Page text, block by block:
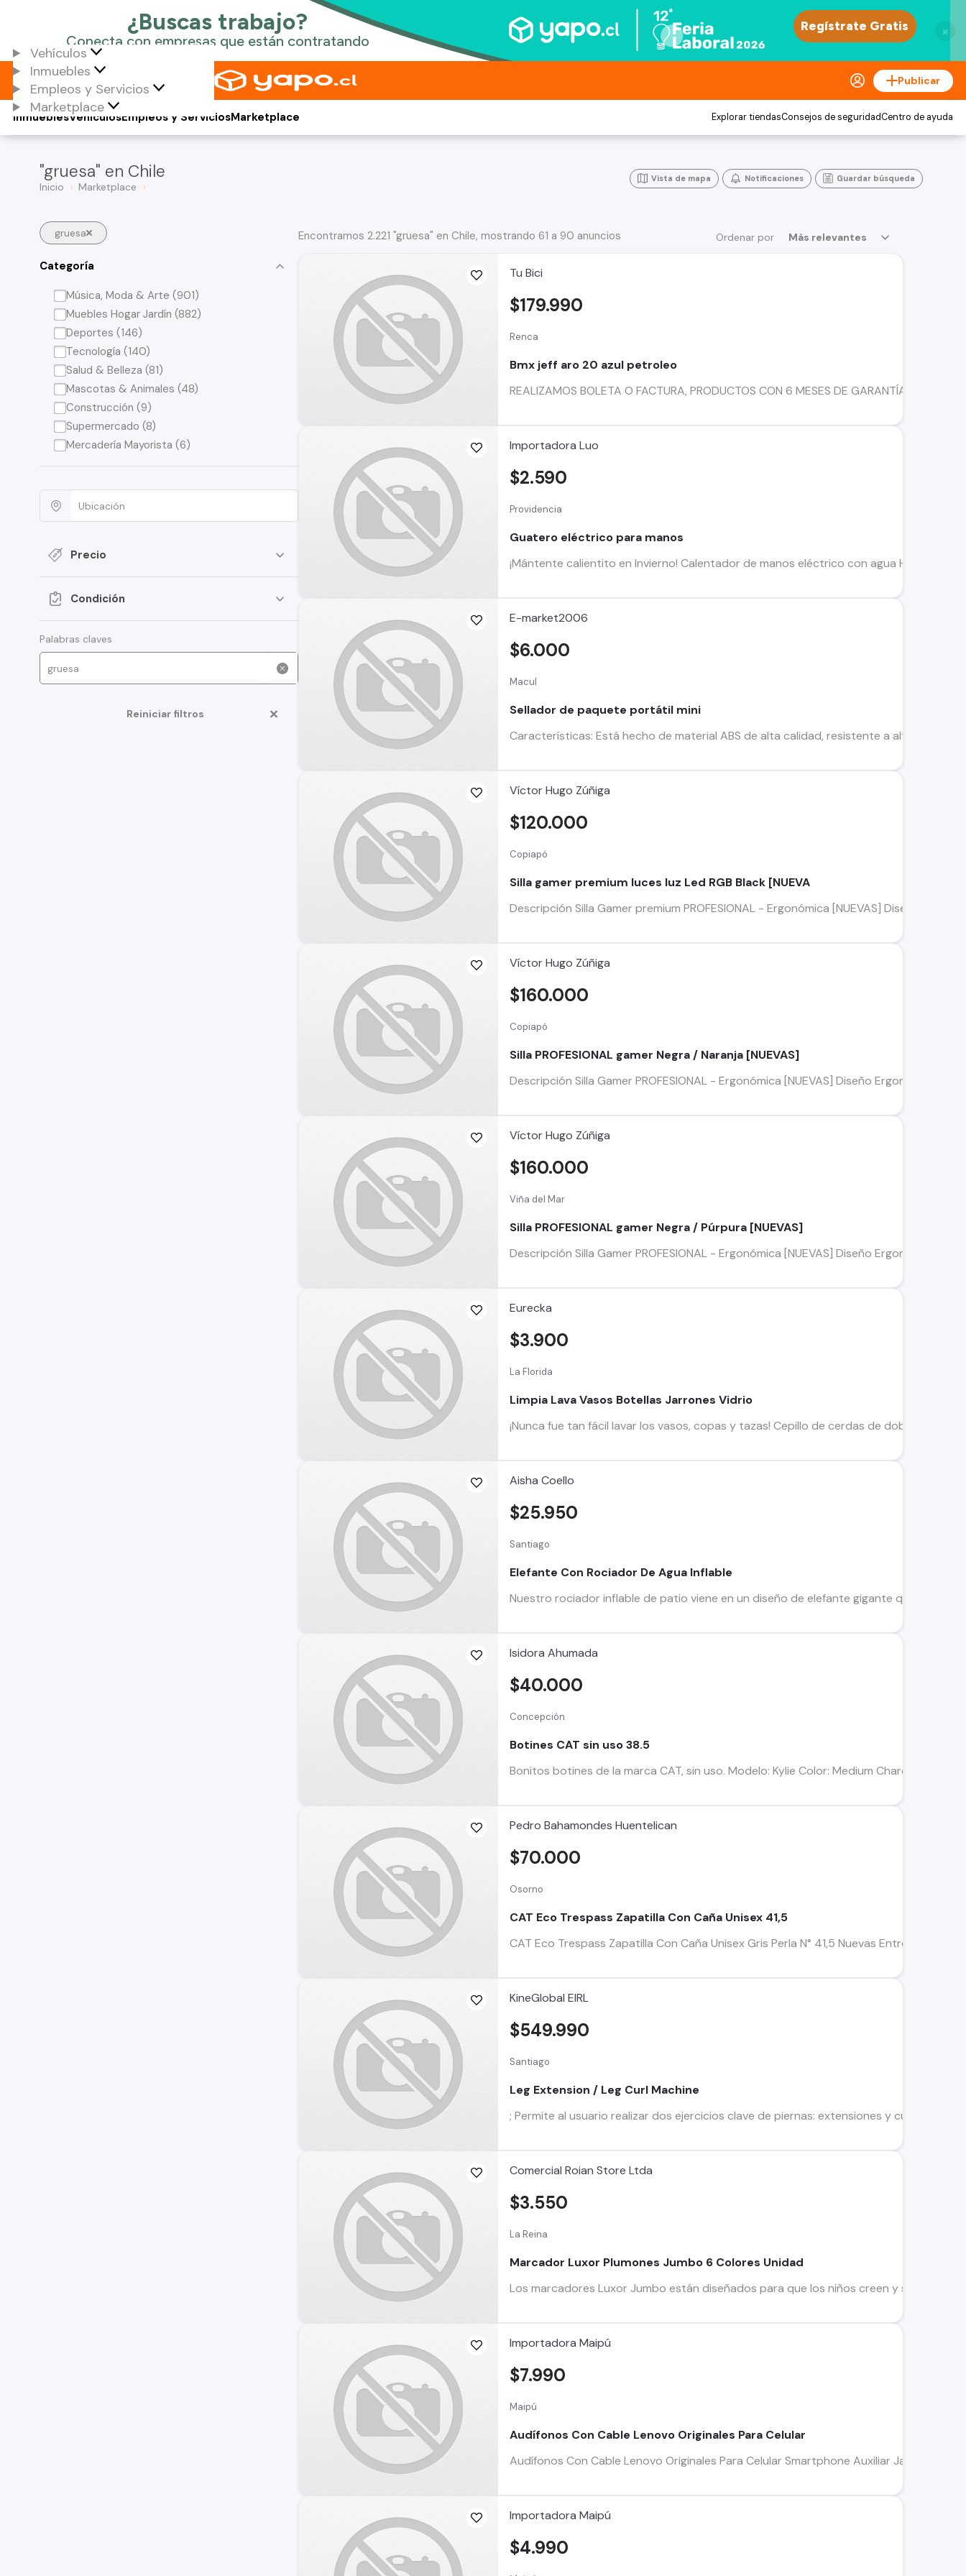
×
Vehículos
Inmuebles
Empleos y Servicios
Marketplace
Publicar
Vehículos
Inmuebles Empleos y ServiciosMarketplace Explorar tiendasConsejos de seguridadCentro de ayuda
"gruesa" en Chile
Inicio Marketplace
Vista de mapa Notificaciones Guardar búsqueda
gruesa
Categoría
Música, Moda & Arte (901)
Muebles Hogar Jardín (882)
Deportes (146)
Tecnología (140)
Salud & Belleza (81)
Mascotas & Animales (48)
Construcción (9)
Supermercado (8)
Mercadería Mayorista (6)
Precio
Condición
Palabras claves
Reiniciar filtros
Ordenar por Más relevantes
Encontramos 2.221 "gruesa" en Chile, mostrando 61 a 90 anuncios
Tu Bici
Renca
Bmx jeff aro 20 azul petroleo
REALIZAMOS BOLETA O FACTURA, PRODUCTOS CON 6 MESES DE GARANTÍA,
$179.990
Importadora Luo
Providencia
Guatero eléctrico para manos
¡Mántente calientito en Invierno! Calentador de manos eléctrico con agua Hermosos
$2.590
E-market2006
Macul
Sellador de paquete portátil mini
Características: Está hecho de material ABS de alta calidad, resistente a altas y
$6.000
Víctor Hugo Zúñiga
Copiapó
Silla gamer premium luces luz Led RGB Black [NUEVA
Descripción Silla Gamer premium PROFESIONAL - Ergonómica [NUEVAS] Diseño
$120.000
Víctor Hugo Zúñiga
Copiapó
Silla PROFESIONAL gamer Negra / Naranja [NUEVAS]
Descripción Silla Gamer PROFESIONAL - Ergonómica [NUEVAS] Diseño Ergonómico,
$160.000
Víctor Hugo Zúñiga
Viña del Mar
Silla PROFESIONAL gamer Negra / Púrpura [NUEVAS]
Descripción Silla Gamer PROFESIONAL - Ergonómica [NUEVAS] Diseño Ergonómico,
$160.000
Eurecka
La Florida
Limpia Lava Vasos Botellas Jarrones Vidrio
¡Nunca fue tan fácil lavar los vasos, copas y tazas! Cepillo de cerdas de doble cara
$3.900
Aisha Coello
Santiago
Elefante Con Rociador De Agua Inflable
Nuestro rociador inflable de patio viene en un diseño de elefante gigante que mide
$25.950
Isidora Ahumada
Concepción
Botines CAT sin uso 38.5
Bonitos botines de la marca CAT, sin uso. Modelo: Kylie Color: Medium Charcoal
$40.000
Pedro Bahamondes Huentelican
Osorno
CAT Eco Trespass Zapatilla Con Caña Unisex 41,5
CAT Eco Trespass Zapatilla Con Caña Unisex Gris Perla N° 41,5 Nuevas Entrego en
$70.000
KineGlobal EIRL
Santiago
Leg Extension / Leg Curl Machine
; Permite al usuario realizar dos ejercicios clave de piernas: extensiones y curl,
$549.990
Comercial Roian Store Ltda
La Reina
Marcador Luxor Plumones Jumbo 6 Colores Unidad
Los marcadores Luxor Jumbo están diseñados para que los niños creen y se
$3.550
Importadora Maipú
Maipú
Audífonos Con Cable Lenovo Originales Para Celular
Audífonos Con Cable Lenovo Originales Para Celular Smartphone Auxiliar Jack 3.5
$7.990
Importadora Maipú
$4.990